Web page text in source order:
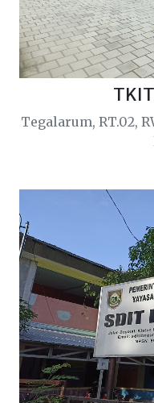
Tegalarum, RT.02,